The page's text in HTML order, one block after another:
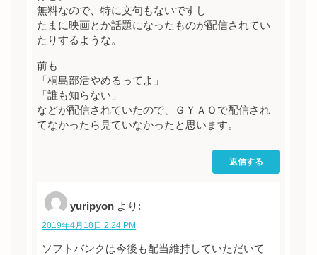
無料なので、特に文句もないですし
たまに映画とか話題になったものが配信されてい
たりするような。
前も
「桐島部活やめるってよ」
「誰も知らない」
などが配信されていたので、ＧＹＡＯで配信され
てなかったら見ていなかったと思います。
返信する
yuripyon より:
2019年4月18日 2:24 PM
ソフトバンクは今後も配当維持していただいて